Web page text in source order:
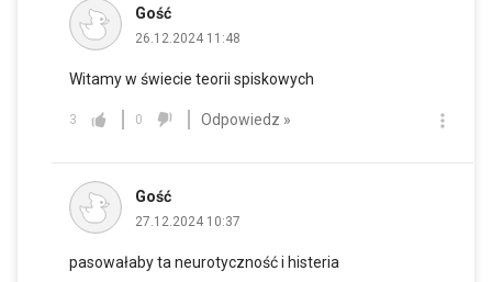
Gość
26.12.2024 11:48
Witamy w świecie teorii spiskowych
3 0 Odpowiedz »
Gość
27.12.2024 10:37
pasowałaby ta neurotyczność i histeria